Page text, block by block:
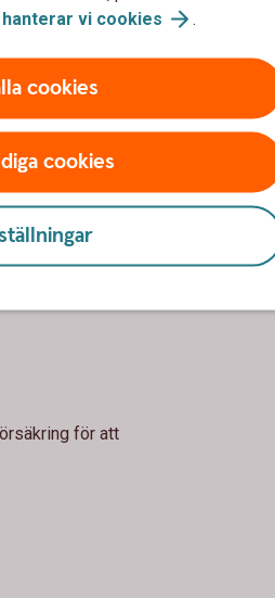
för att
hanterar vi cookies .
cookies
cookies